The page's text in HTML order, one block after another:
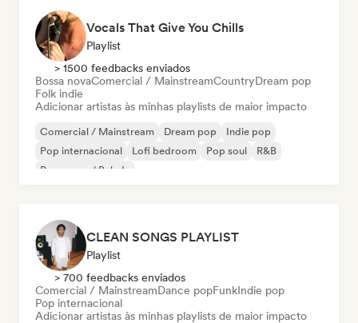
Vocals That Give You Chills
Playlist
> 1500 feedbacks enviados
Bossa novaComercial / MainstreamCountryDream pop
Folk indie
Adicionar artistas às minhas playlists de maior impacto
Comercial / Mainstream Dream pop
Indie pop
Pop internacional
Lofi bedroom Pop soul
R&B
Pop suave / Balada
CLEAN SONGS PLAYLIST
Playlist
> 700 feedbacks enviados
Comercial / MainstreamDance popFunkIndie pop
Pop internacional
Adicionar artistas às minhas playlists de maior impacto